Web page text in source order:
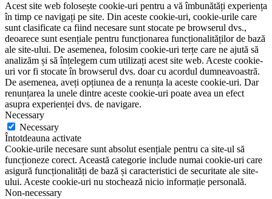
Acest site web folosește cookie-uri pentru a vă îmbunătăți experiența
în timp ce navigați pe site. Din aceste cookie-uri, cookie-urile care
sunt clasificate ca fiind necesare sunt stocate pe browserul dvs.,
deoarece sunt esențiale pentru funcționarea funcționalităților de bază
ale site-ului. De asemenea, folosim cookie-uri terțe care ne ajută să
analizăm și să înțelegem cum utilizați acest site web. Aceste cookie-
uri vor fi stocate în browserul dvs. doar cu acordul dumneavoastră.
De asemenea, aveți opțiunea de a renunța la aceste cookie-uri. Dar
renunțarea la unele dintre aceste cookie-uri poate avea un efect
asupra experienței dvs. de navigare.
Necessary
Necessary
Întotdeauna activate
Cookie-urile necesare sunt absolut esențiale pentru ca site-ul să
funcționeze corect. Această categorie include numai cookie-uri care
asigură funcționalități de bază și caracteristici de securitate ale site-
ului. Aceste cookie-uri nu stochează nicio informație personală.
Non-necessary